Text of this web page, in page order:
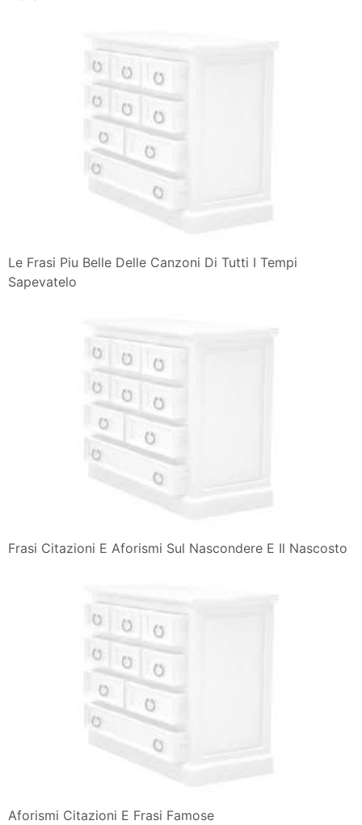
Le Frasi Piu Belle Delle Canzoni Di Tutti I Tempi
Sapevatelo
Frasi Citazioni E Aforismi Sul Nascondere E Il Nascosto
Aforismi Citazioni E Frasi Famose